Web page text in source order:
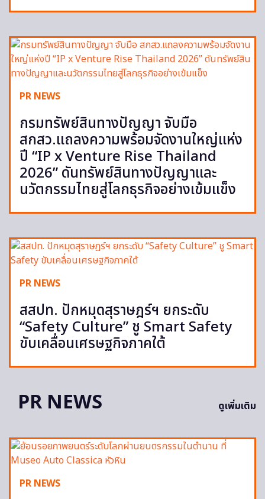
PR NEWS
กรมทรัพย์สินทางปัญญา จับมือ
สกสว.แถลงความพร้อมจัดงานใหญ่แห่ง
ปี “IP x Venture Rise Thailand
2026” ดันทรัพย์สินทางปัญญาและ
นวัตกรรมไทยสู่โลกธุรกิจอย่างเข้มแข็ง
PR NEWS
สสปท. ปักหมุดสุราษฎร์ฯ ยกระดับ
“Safety Culture” ชู Smart Safety
ขับเคลื่อนเศรษฐกิจภาคใต้
PR NEWS ดูเพิ่มเติม
PR NEWS